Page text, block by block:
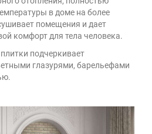
в доме на более
помещения и дает
комфорт для тела человека.
подчеркивает
глазурями, барельефами